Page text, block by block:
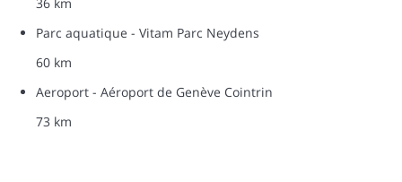
36 km
Parc aquatique - Vitam Parc Neydens
60 km
Aeroport - Aéroport de Genève Cointrin
73 km